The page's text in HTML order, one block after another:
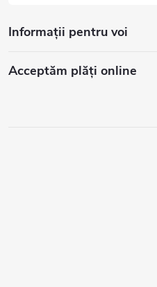
Informații pentru voi
Acceptăm plăţi online